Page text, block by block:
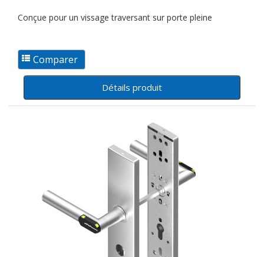
Conçue pour un vissage traversant sur porte pleine
Détails produit